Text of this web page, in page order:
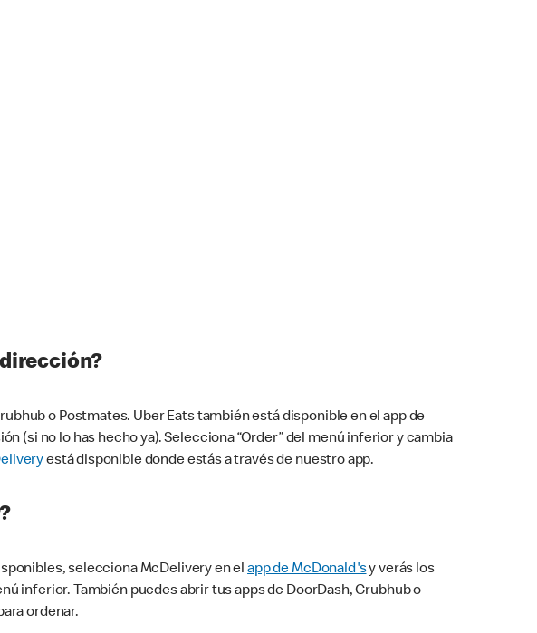
o Postmates. Uber Eats también está disponible en el app de
(si no lo has hecho ya). Selecciona “Order” del menú inferior y cambia
está disponible donde estás a través de nuestro app.
selecciona McDelivery en elapp de McDonald'sy verás los
inferior. También puedes abrir tus apps de DoorDash, Grubhub o
ordenar.